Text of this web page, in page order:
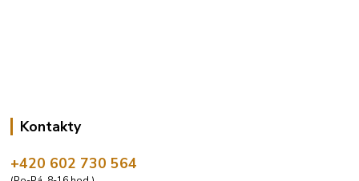
Kontakty
+420 602 730 564